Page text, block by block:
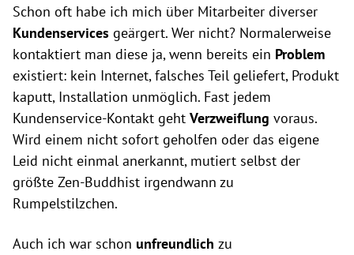
Schon oft habe ich mich über Mitarbeiter diverser
Kundenservices geärgert. Wer nicht? Normalerweise
kontaktiert man diese ja, wenn bereits ein Problem
existiert: kein Internet, falsches Teil geliefert, Produkt
kaputt, Installation unmöglich. Fast jedem
Kundenservice-Kontakt geht Verzweiflung voraus.
Wird einem nicht sofort geholfen oder das eigene
Leid nicht einmal anerkannt, mutiert selbst der
größte Zen-Buddhist irgendwann zu
Rumpelstilzchen.
Auch ich war schon unfreundlich zu